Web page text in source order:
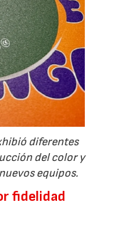
diferentes
del color y
equipos.
fidelidad